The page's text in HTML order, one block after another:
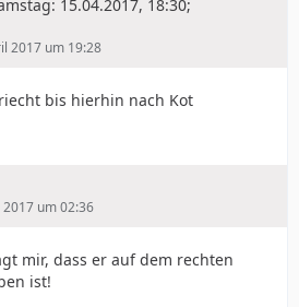
15.04.2017, 18:30;
2017 um 19:28
bis hierhin nach Kot
um 02:36
mir, dass er auf dem rechten
ist!